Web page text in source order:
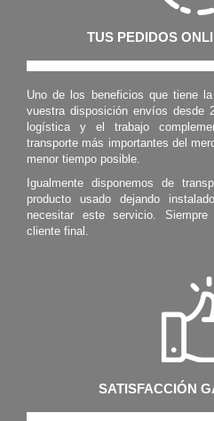
TUS PEDIDOS
Uno de los beneficios que tiene
vuestra disposición envíos
logística y el trabajo
transporte más importantes del
menor tiempo posible.
Igualmente disponemos de
producto usado dejando
necesitar este servicio.
cliente final.
SATISFACCIÓN